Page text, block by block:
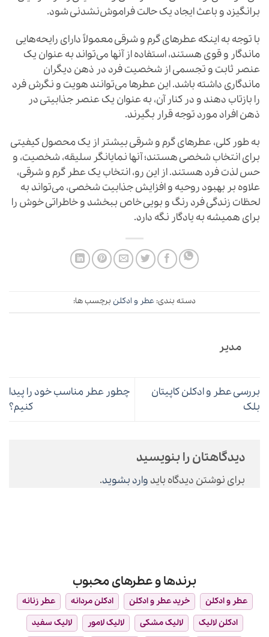
برانگیزد و باعث ایجاد یک حالت فراموش‌نشدنی شود.
با توجه به اینکه عطرهای گرم و شرقی معمولاً دارای رایحه‌هایی
ماندگار و قوی هستند، استفاده از آنها می‌تواند به عنوان یک
عنصر ثابت و تجسمی از شخصیت فرد در ذهن دیگران
ماندگاری داشته باشد. این عطرها می‌توانند هویت و نگرش فرد
را بازتاب دهند و در کنار آن، به عنوان یک عنصر جذابیتی در
ذهن افراد مورد توجه قرار بگیرند.
به طور کلی، عطرهای گرم و شرقی بیشتر از یک محصول کیفیتی
برای انتخاب شخصی هستند؛ آنها نمایانگر سلیقه، شخصیت، و
حس لذت فرد هستند. از این رو، انتخاب یک عطر گرم و شرقی،
علاوه بر بهبود روحیه و افزایش جذابیت شخصی، می‌تواند به
لحظات زندگی فرد رنگ و بویی خاص ببخشد و خاطراتی خوش را
برای همیشه به یادگار نگه دارد.
دسته بندی:عطر و ادکلن برچسب ها:
مدیر
بررسی عطر و ادکلن کاپیتان
بلک
چطور عطر مناسب خود را پیدا
کنیم؟
دیدگاهتان را بنویسید
برای نوشتن دیدگاه باید وارد بشوید.
برندها و عطرهای محبوب
عطر و ادکلن خرید عطر و ادکلن ادکلن مردانه
عطر زنانه
ادکلن لالیک
لالیک مشکی لالیک لامور
لالیک سفید